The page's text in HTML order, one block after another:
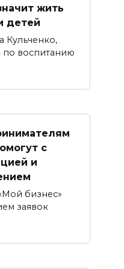
жить
детей
Кульченко,
по воспитанию
с
и
бизнес»
заявок